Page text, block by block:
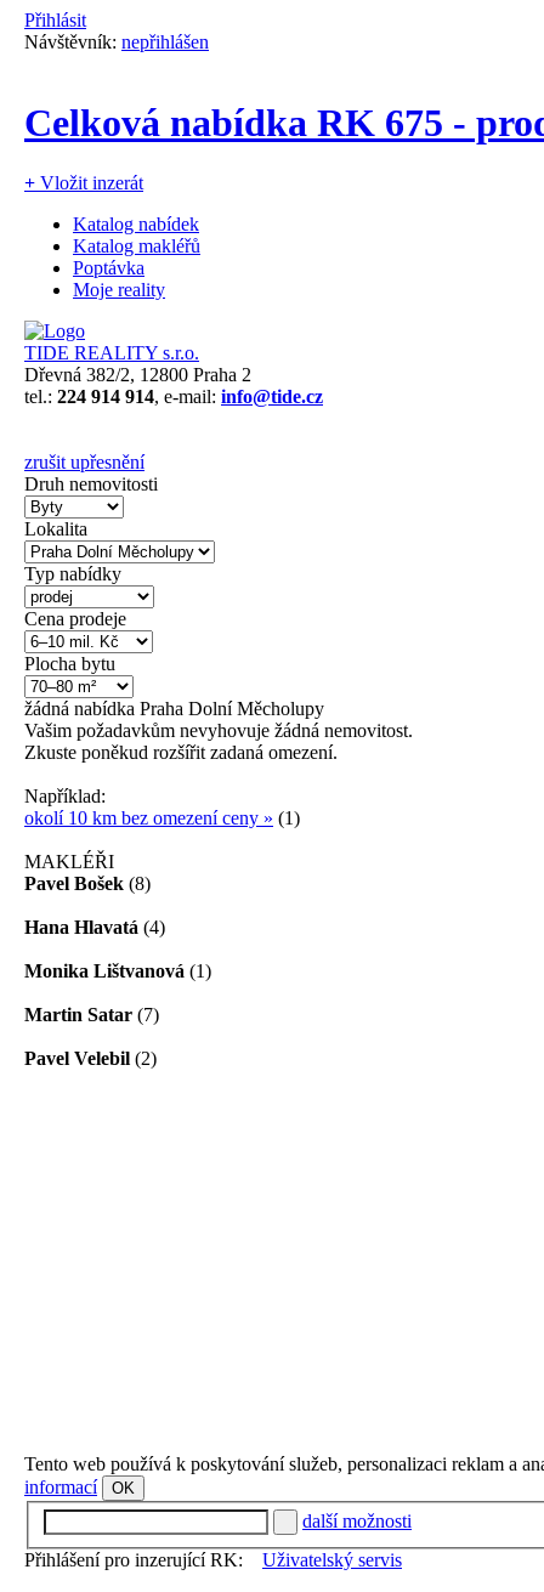
Přihlásit
Návštěvník: nepřihlášen
Celková nabídka RK 675 -
+ Vložit inzerát
Katalog nabídek
Katalog makléřů
Poptávka
Moje reality
TIDE REALITY s.r.o.
Dřevná 382/2, 12800 Praha 2
tel.: 224 914 914, e-mail: info@tide.cz
zrušit upřesnění
Druh nemovitosti
Lokalita
Typ nabídky
Cena prodeje
Plocha bytu
žádná nabídka Praha Dolní Měcholupy
Vašim požadavkům nevyhovuje žádná nemovitost.
Zkuste poněkud rozšířit zadaná omezení.
Například:
okolí 10 km bez omezení ceny » (1)
MAKLÉŘI
Pavel Bošek (8)
Hana Hlavatá (4)
Monika Lištvanová (1)
Martin Satar (7)
Pavel Velebil (2)
Tento web používá k poskytování služeb, personalizaci reklam a
informací
OK
další možnosti
Přihlášení pro inzerující RK:
Uživatelský servis